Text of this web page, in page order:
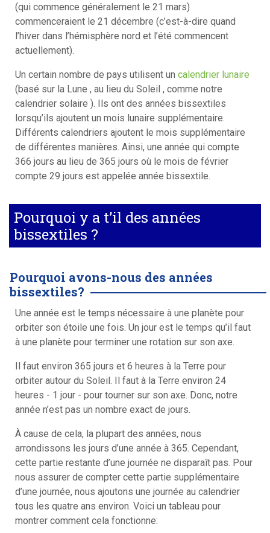
(qui commence généralement le 21 mars)
commenceraient le 21 décembre (c’est-à-dire quand
l’hiver dans l’hémisphère nord et l’été commencent
actuellement).
Un certain nombre de pays utilisent un calendrier lunaire
(basé sur la Lune , au lieu du Soleil , comme notre
calendrier solaire ). Ils ont des années bissextiles
lorsqu’ils ajoutent un mois lunaire supplémentaire.
Différents calendriers ajoutent le mois supplémentaire
de différentes manières. Ainsi, une année qui compte
366 jours au lieu de 365 jours où le mois de février
compte 29 jours est appelée année bissextile.
Pourquoi y a t’il des années
bissextiles ?
Pourquoi avons-nous des années
bissextiles?
Une année est le temps nécessaire à une planète pour
orbiter son étoile une fois. Un jour est le temps qu’il faut
à une planète pour terminer une rotation sur son axe.
Il faut environ 365 jours et 6 heures à la Terre pour
orbiter autour du Soleil. Il faut à la Terre environ 24
heures - 1 jour - pour tourner sur son axe. Donc, notre
année n’est pas un nombre exact de jours.
À cause de cela, la plupart des années, nous
arrondissons les jours d’une année à 365. Cependant,
cette partie restante d’une journée ne disparaît pas. Pour
nous assurer de compter cette partie supplémentaire
d’une journée, nous ajoutons une journée au calendrier
tous les quatre ans environ. Voici un tableau pour
montrer comment cela fonctionne: